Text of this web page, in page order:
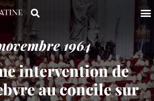
1964
intervention de
au concile sur